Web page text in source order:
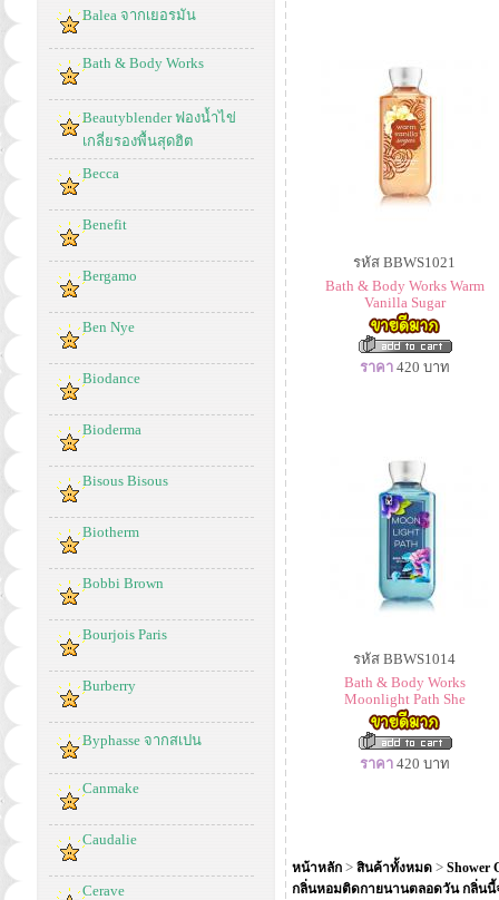
Balea จากเยอรมัน
Bath & Body Works
Beautyblender ฟองน้ำไข่
เกลี่ยรองพื้นสุดฮิต
Becca
Benefit
Bergamo
Ben Nye
Biodance
Bioderma
Bisous Bisous
Biotherm
Bobbi Brown
Bourjois Paris
Burberry
Byphasse จากสเปน
Canmake
Caudalie
Cerave
รหัส BBWS1021
Bath & Body Works Warm
Vanilla Sugar
ราคา 420 บาท
รหัส BBWS1014
Bath & Body Works
Moonlight Path She
ราคา 420 บาท
หน้าหลัก > สินค้าทั้งหมด > Shower
กลิ่นหอมติดกายนานตลอดวัน กลิ่นนี้